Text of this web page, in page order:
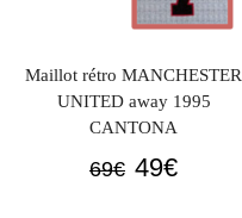
Maillot rétro MANCHESTER
UNITED away 1995
CANTONA
69€ Le
49€Le